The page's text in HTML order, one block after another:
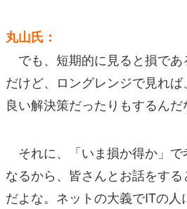
丸山氏：
でも、短期的に見ると損であ
だけど、ロングレンジで見れ
良い解決策だったりもするんだ
それに、「いま損か得か」で
なるから、皆さんとお話をす
だよな。ネットの大義でITの人